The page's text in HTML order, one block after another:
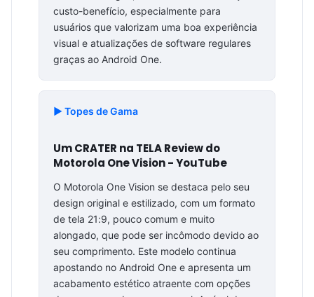
custo-benefício, especialmente para
usuários que valorizam uma boa experiência
visual e atualizações de software regulares
graças ao Android One.
▶️ Topes de Gama
Um CRATER na TELA Review do
Motorola One Vision - YouTube
O Motorola One Vision se destaca pelo seu
design original e estilizado, com um formato
de tela 21:9, pouco comum e muito
alongado, que pode ser incômodo devido ao
seu comprimento. Este modelo continua
apostando no Android One e apresenta um
acabamento estético atraente com opções